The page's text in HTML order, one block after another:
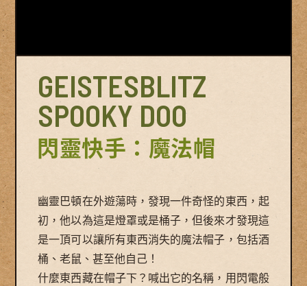
GEISTESBLITZ
SPOOKY DOO
閃靈快手：魔法帽
幽靈巴頓在外遊蕩時，發現一件奇怪的東西，起
初，他以為這是燈罩或是桶子，但後來才發現這
是一頂可以讓所有東西消失的魔法帽子，包括酒
桶、老鼠、甚至他自己！
什麼東西藏在帽子下？喊出它的名稱，用閃電般